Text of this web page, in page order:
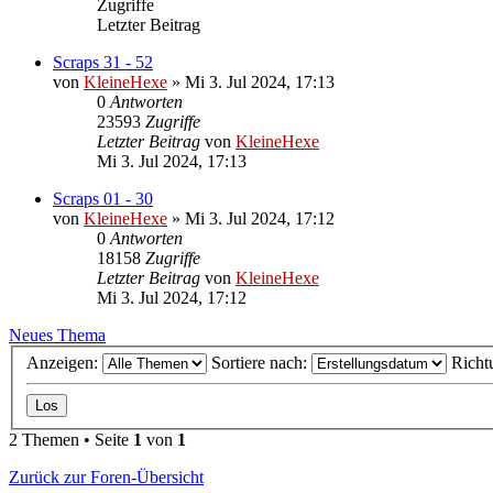
Zugriffe
Letzter Beitrag
Scraps 31 - 52
von KleineHexe » Mi 3. Jul 2024, 17:13
0 Antworten
23593 Zugriffe
Letzter Beitrag von KleineHexe
Mi 3. Jul 2024, 17:13
Scraps 01 - 30
von KleineHexe » Mi 3. Jul 2024, 17:12
0 Antworten
18158 Zugriffe
Letzter Beitrag von KleineHexe
Mi 3. Jul 2024, 17:12
Neues Thema
Anzeigen:
Sortiere nach:
2 Themen • Seite 1 von 1
Zurück zur Foren-Übersicht